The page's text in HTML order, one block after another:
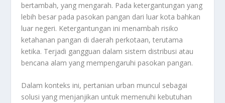
bertambah, yang mengarah. Pada ketergantungan yang
lebih besar pada pasokan pangan dari luar kota bahkan
luar negeri. Ketergantungan ini menambah risiko
ketahanan pangan di daerah perkotaan, terutama
ketika. Terjadi gangguan dalam sistem distribusi atau
bencana alam yang mempengaruhi pasokan pangan.
Dalam konteks ini, pertanian urban muncul sebagai
solusi yang menjanjikan untuk memenuhi kebutuhan